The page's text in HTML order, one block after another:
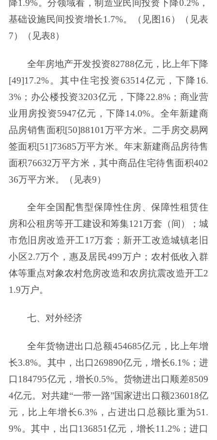
降1.9%。分领域看，制造业民间投资下降0.2%，
基础设施民间投资增长1.7%。（见图16）（见表
7）（见表8）
全年房地产开发投资82788亿元，比上年下降
[49]17.2%。其中住宅投资63514亿元，下降16.
3%；办公楼投资3203亿元，下降22.8%；商业营
业用房投资5947亿元，下降14.0%。全年新建商
品房销售面积[50]88101万平方米。二手房交易网
签面积[51]73685万平方米。年末新建商品房待售
面积76632万平方米，其中商品住宅待售面积402
36万平方米。（见表9）
全年全国配售型保障性住房、保障性租赁住
房和公租房等开工建设和筹集121万套（间）；城
市危旧房改造开工17万套；新开工改造城镇老旧
小区2.7万个，惠及居民499万户；农村低收入群
体等重点对象农村危房改造和农房抗震改造开工2
1.9万户。
七、对外经济
全年货物进出口总额454685亿元，比上年增
长3.8%。其中，出口269890亿元，增长6.1%；进
口184795亿元，增长0.5%。货物进出口顺差8509
4亿元。对共建“一带一路”国家进出口额236018亿
元，比上年增长6.3%，占进出口总额比重为51.
9%。其中，出口136851亿元，增长11.2%；进口